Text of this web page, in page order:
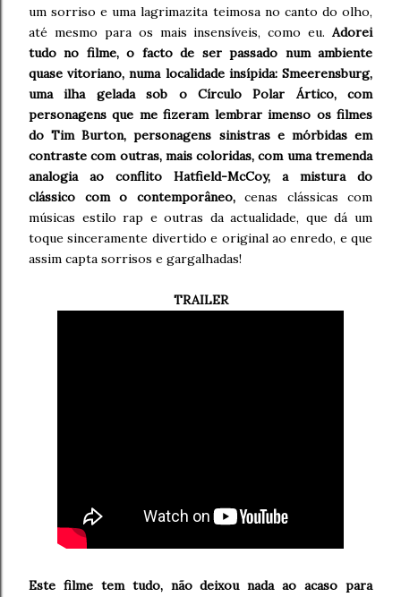
um sorriso e uma lagrimazita teimosa no canto do olho,
até mesmo para os mais insensíveis, como eu. Adorei
tudo no filme, o facto de ser passado num ambiente
quase vitoriano, numa localidade insípida: Smeerensburg,
uma ilha gelada sob o Círculo Polar Ártico, com
personagens que me fizeram lembrar imenso os filmes
do Tim Burton, personagens sinistras e mórbidas em
contraste com outras, mais coloridas, com uma tremenda
analogia ao conflito Hatfield-McCoy, a mistura do
clássico com o contemporâneo, cenas clássicas com
músicas estilo rap e outras da actualidade, que dá um
toque sinceramente divertido e original ao enredo, e que
assim capta sorrisos e gargalhadas!
TRAILER
Este filme tem tudo, não deixou nada ao acaso para